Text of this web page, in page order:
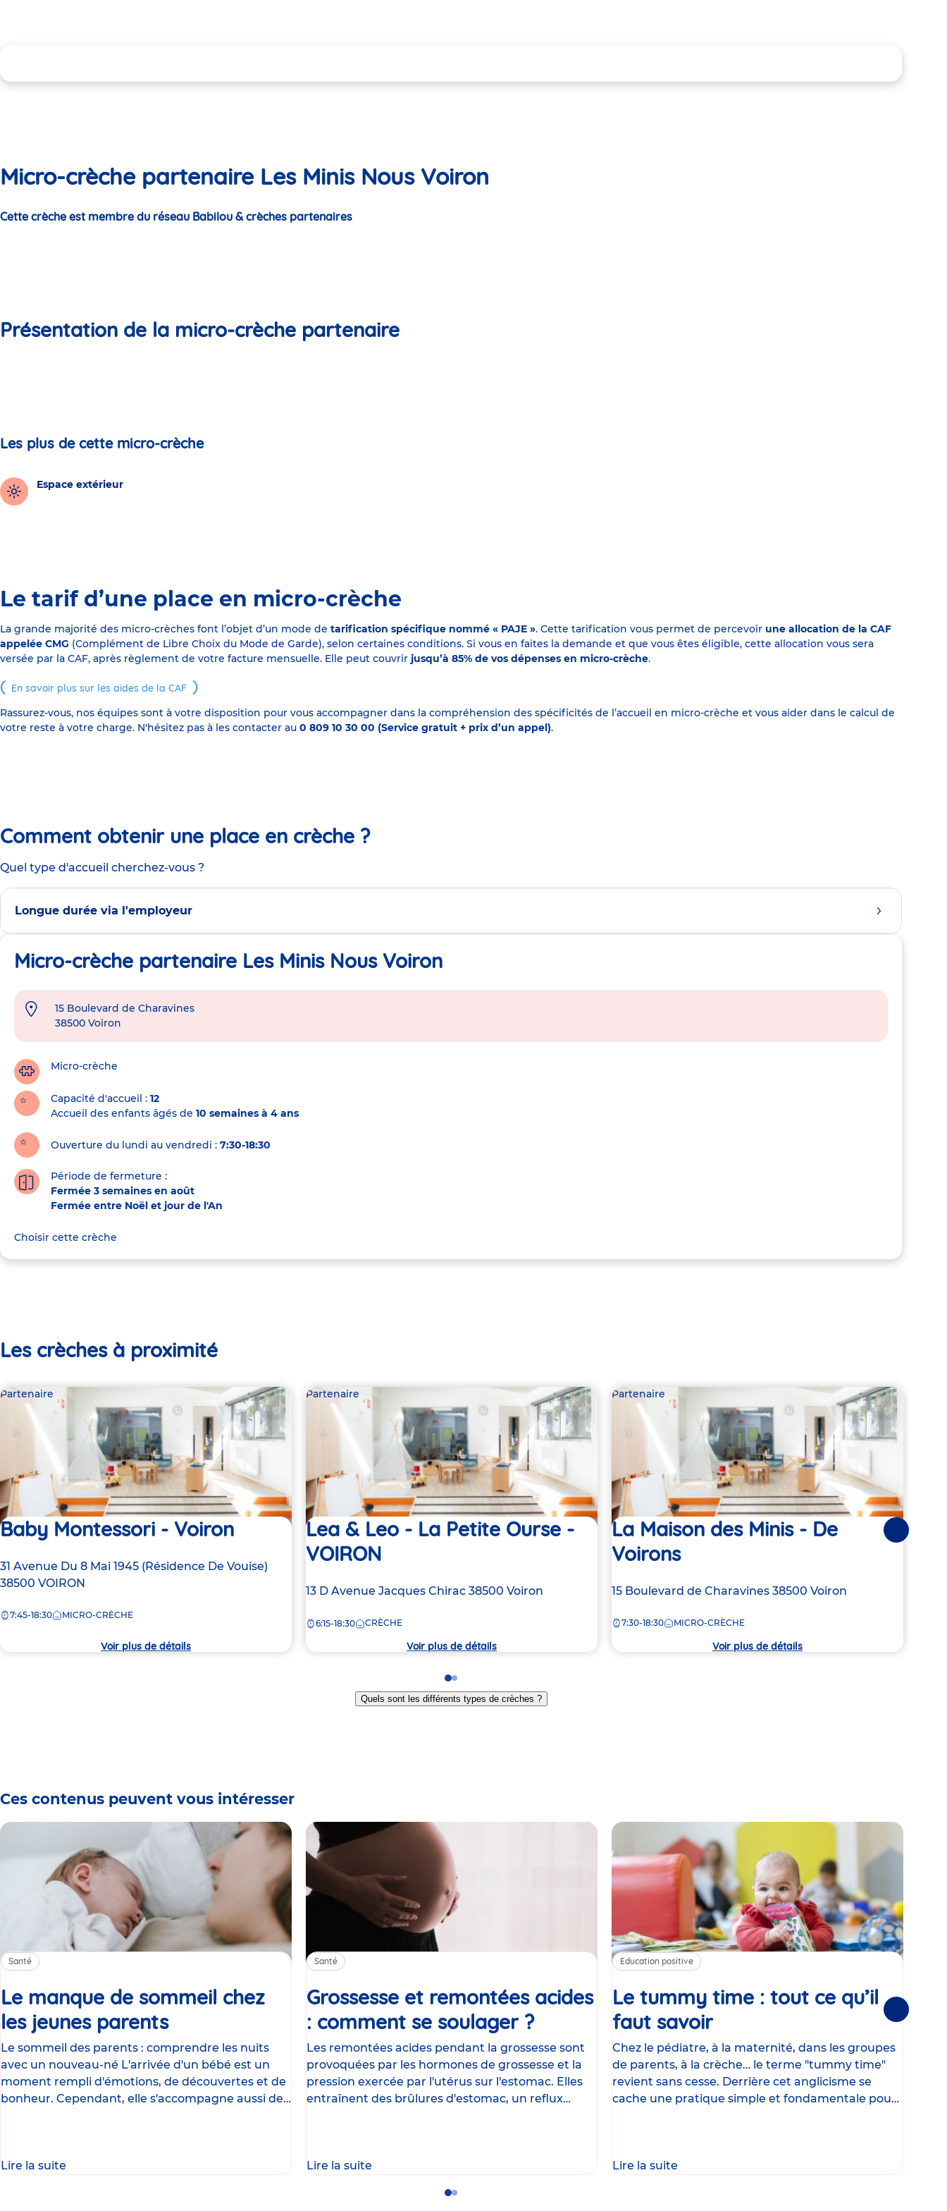
Micro-crèche partenaire Les Minis Nous Voiron
Cette crèche est membre du réseau Babilou & crèches partenaires
Présentation de la micro-crèche partenaire
Les plus de cette micro-crèche
Espace extérieur
Le tarif d’une place en micro-crèche
La grande majorité des micro-crèches font l’objet d’un mode de tarification spécifique nommé « PAJE ». Cette tarification vous permet de percevoir une allocation de la CAF
appelée CMG (Complément de Libre Choix du Mode de Garde), selon certaines conditions. Si vous en faites la demande et que vous êtes éligible, cette allocation vous sera
versée par la CAF, après règlement de votre facture mensuelle. Elle peut couvrir jusqu’à 85% de vos dépenses en micro-crèche.
En savoir plus sur les aides de la CAF
Rassurez-vous, nos équipes sont à votre disposition pour vous accompagner dans la compréhension des spécificités de l’accueil en micro-crèche et vous aider dans le calcul de
votre reste à votre charge. N'hésitez pas à les contacter au 0 809 10 30 00 (Service gratuit + prix d’un appel).
Comment obtenir une place en crèche ?
Quel type d'accueil cherchez-vous ?
Longue durée via l'employeur
Micro-crèche partenaire Les Minis Nous Voiron
Adresse
crèche
15 Boulevard de Charavines
38500 Voiron
Micro-crèche
Capacité d'accueil
12
Accueil des enfants âgés de 10 semaines à 4 ans
Ouverture du lundi au vendredi : 7:30-18:30
Période de fermeture :
Fermée 3 semaines en août
Fermée entre Noël et jour de l'An
Choisir cette crèche
Les crèches à proximité
Partenaire
Baby Montessori - Voiron
Adresse
de
crèche
31 Avenue Du 8 Mai 1945 (Résidence De Vouise)
38500 VOIRON
7:45-18:30 MICRO-CRÈCHE
Voir plus de détails
Partenaire
Lea & Leo - La Petite Ourse -
VOIRON
Adresse
la
13 D Avenue Jacques Chirac 38500 Voiron
6:15-18:30 CRÈCHE
Voir plus de détails
Partenaire
La Maison des Minis - De
Voirons
Adresse
la
15 Boulevard de Charavines 38500 Voiron
7:30-18:30 MICRO-CRÈCHE
Voir plus de détails
Suivantes
Go
to
slide
Go
to
slide
Quels sont les différents types de crèches ?
Ces contenus peuvent vous intéresser
Santé
Le manque de sommeil chez
les jeunes parentsArticle
Le sommeil des parents : comprendre les nuits
avec un nouveau-né L'arrivée d'un bébé est un
moment rempli d'émotions, de découvertes et de
bonheur. Cependant, elle s'accompagne aussi de
Lire la suite
Santé
Grossesse et remontées acides
: comment se soulager ?Article
Les remontées acides pendant la grossesse sont
provoquées par les hormones de grossesse et la
pression exercée par l'utérus sur l'estomac. Elles
entraînent des brûlures d'estomac, un reflux
Lire la suite
Education positive
Le tummy time : tout ce qu’il
faut savoirArticle
Chez le pédiatre, à la maternité, dans les groupes
de parents, à la crèche… le terme "tummy time"
revient sans cesse. Derrière cet anglicisme se
cache une pratique simple et fondamentale pour
Lire la suite
Suivantes
GoGo